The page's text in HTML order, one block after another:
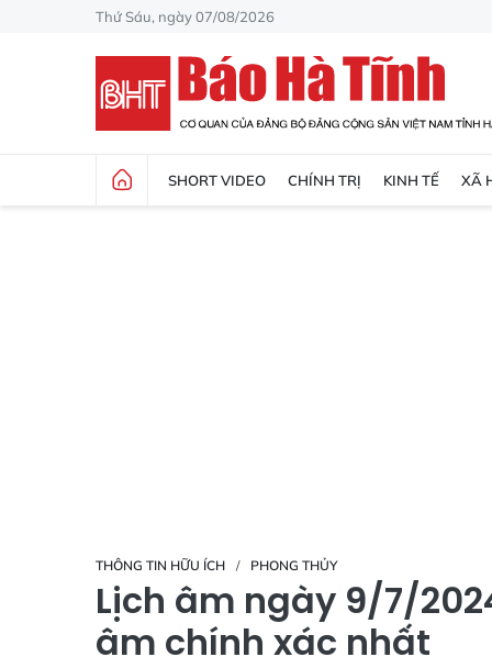
Thứ Sáu, ngày 07/08/2026
SHORT VIDEO CHÍNH TRỊ KINH TẾ XÃ
THÔNG TIN HỮU ÍCH PHONG THỦY
Lịch âm ngày 9/7/
âm chính xác nhất